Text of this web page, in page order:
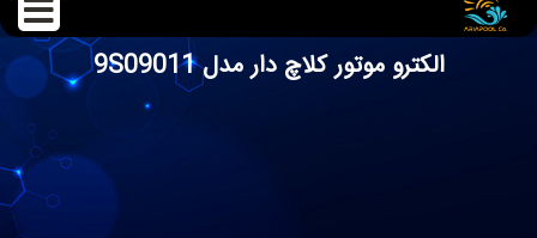
الکترو موتور کلاچ دار مدل 9S09011